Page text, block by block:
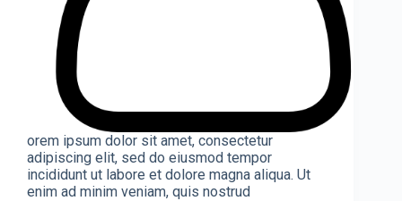
orem ipsum dolor sit amet, consectetur
adipiscing elit, sed do eiusmod tempor
incididunt ut labore et dolore magna aliqua. Ut
enim ad minim veniam, quis nostrud